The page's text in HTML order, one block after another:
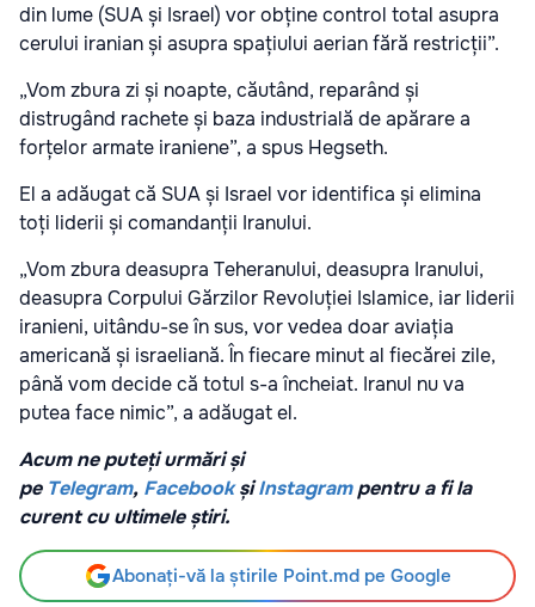
din lume (SUA și Israel) vor obține control total asupra
cerului iranian și asupra spațiului aerian fără restricții”.
„Vom zbura zi și noapte, căutând, reparând și
distrugând rachete și baza industrială de apărare a
forțelor armate iraniene”, a spus Hegseth.
El a adăugat că SUA și Israel vor identifica și elimina
toți liderii și comandanții Iranului.
„Vom zbura deasupra Teheranului, deasupra Iranului,
deasupra Corpului Gărzilor Revoluției Islamice, iar liderii
iranieni, uitându-se în sus, vor vedea doar aviația
americană și israeliană. În fiecare minut al fiecărei zile,
până vom decide că totul s-a încheiat. Iranul nu va
putea face nimic”, a adăugat el.
Acum ne puteți urmări și
pe Telegram, Facebook șiInstagrampentru a fi la
curent cu ultimele știri.
Abonați-vă la știrile Point.md pe Google